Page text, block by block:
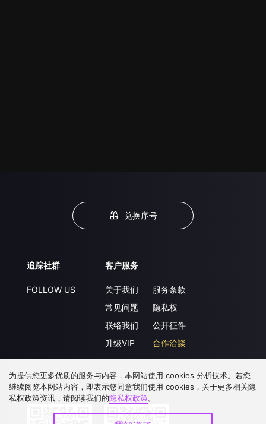
兑换序号
追踪社群
FOLLOW US
客户服务
关于我们
常见问题
联络我们
升级VIP
服务条款
隐私权
公开征件
合作洽談
下载 APP
为提供您更多优质的服务与内容，本网站使用 cookies 分析技术。若您
继续阅览本网站内容，即表示您同意我们使用 cookies，关于更多相关隐
私权政策资讯，请阅读我们的隐私权政策。